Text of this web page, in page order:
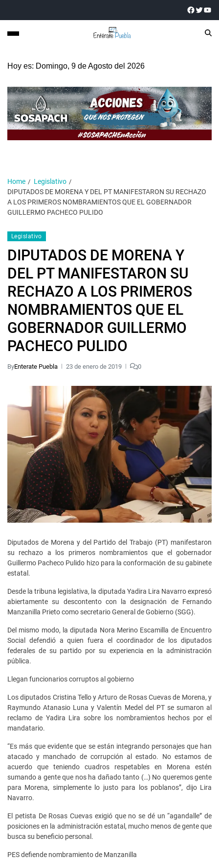
Hoy es: Domingo, 9 de Agosto del 2026
Home
Legislativo
DIPUTADOS DE MORENA Y DEL PT MANIFESTARON SU RECHAZO
A LOS PRIMEROS NOMBRAMIENTOS QUE EL GOBERNADOR
GUILLERMO PACHECO PULIDO
Legislativo
DIPUTADOS DE MORENA Y
DEL PT MANIFESTARON SU
RECHAZO A LOS PRIMEROS
NOMBRAMIENTOS QUE EL
GOBERNADOR GUILLERMO
PACHECO PULIDO
ByEnterate Puebla 23 de enero de 2019 0
Diputados de Morena y del Partido del Trabajo (PT) manifestaron
su rechazo a los primeros nombramientos que el gobernador
Guillermo Pacheco Pulido hizo para la conformación de su gabinete
estatal.
Desde la tribuna legislativa, la diputada Yadira Lira Navarro expresó
abiertamente su descontento con la designación de Fernando
Manzanilla Prieto como secretario General de Gobierno (SGG).
Del mismo modo, la diputada Nora Merino Escamilla de Encuentro
Social defendió a quien fuera el coordinador de los diputados
federales de su partido por su experiencia en la administración
pública.
Llegan funcionarios corruptos al gobierno
Los diputados Cristina Tello y Arturo de Rosas Cuevas de Morena, y
Raymundo Atanasio Luna y Valentín Medel del PT se sumaron al
reclamo de Yadira Lira sobre los nombramientos hechos por el
mandatario.
“Es más que evidente que se están integrando personajes que han
atacado y manchado de corrupción al estado. No estamos de
acuerdo que teniendo cuadros respetables en Morena estén
sumando a gente que nos ha dañado tanto (…) No queremos gente
para Morena, simplemente lo justo para los poblanos”, dijo Lira
Navarro.
El petista De Rosas Cuevas exigió que no se dé un “agandalle” de
posiciones en la administración estatal, mucho menos de gente que
busca su beneficio personal.
PES defiende nombramiento de Manzanilla